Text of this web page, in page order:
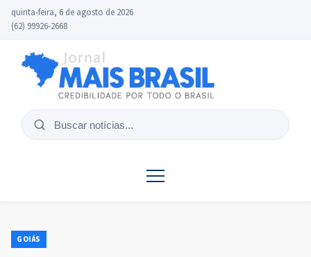
quinta-feira, 6 de agosto de 2026
(62) 99926-2668
Buscar
GOIÁS